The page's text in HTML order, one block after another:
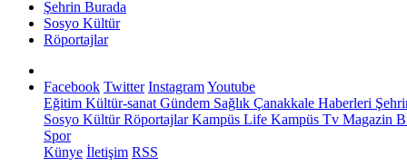
Şehrin Burada
Sosyo Kültür
Röportajlar
Facebook Twitter InstagramYoutube
Eğitim Kültür-sanat Gündem Sağlık Çanakkale Haberleri
Sosyo KültürRöportajlarKampüs Life Kampüs Tv Magazin
Spor
Künye İletişim RSS